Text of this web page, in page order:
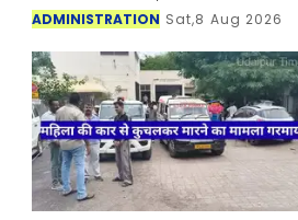
existing provisions for Scheduled
ADMINISTRATION Sat,8 Aug 2026